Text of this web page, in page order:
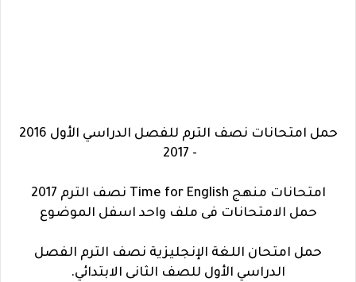
حمل امتحانات نصف الترم للفصل الدراسي الأول 2016
- 2017
امتحانات منهج Time for English نصف الترم 2017
حمل الامتحانات فى ملف واحد اسفل الموضوع
حمل امتحان اللغة الإنجليزية نصف الترم الفصل
الدراسي الأول للصف الثانى الابتدائي.